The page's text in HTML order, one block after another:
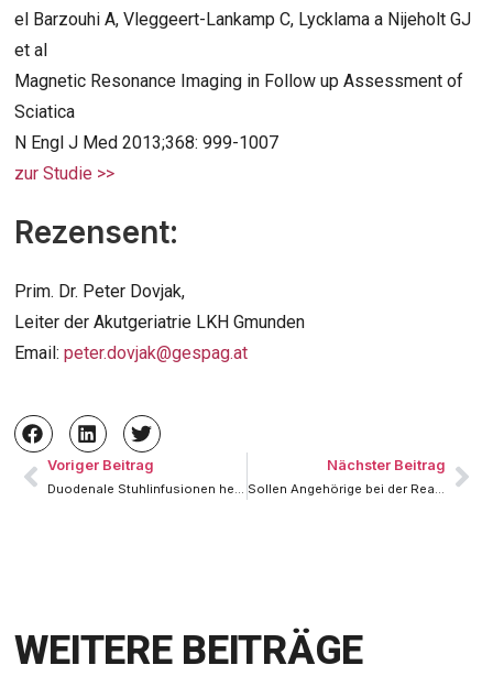
el Barzouhi A, Vleggeert-Lankamp C, Lycklama a Nijeholt GJ
et al
Magnetic Resonance Imaging in Follow up Assessment of
Sciatica
N Engl J Med 2013;368: 999-1007
zur Studie >>
Rezensent:
Prim. Dr. Peter Dovjak,
Leiter der Akutgeriatrie LKH Gmunden
Email:peter.dovjak@gespag.at
Voriger Beitrag
Duodenale Stuhlinfusionen helfen bei Clostridium difficile Colitis
Nächster Beitrag
Sollen Angehörige bei der Reanimation dabei sein?
WEITERE BEITRÄGE